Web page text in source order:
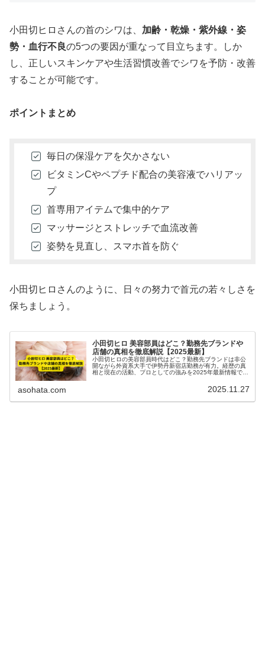
小田切ヒロさんの首のシワは、 加齢・乾燥・紫外線・姿
勢・血行不良の5つの要因が重なって目立ちます。しか
し、正しいスキンケアや生活習慣改善でシワを予防・改善
することが可能です。
ポイントまとめ
毎日の保湿ケアを欠かさない
ビタミンCやペプチド配合の美容液でハリアッ
プ
首専用アイテムで集中的ケア
マッサージとストレッチで血流改善
姿勢を見直し、スマホ首を防ぐ
小田切ヒロさんのように、日々の努力で首元の若々しさを
保ちましょう。
小田切ヒロ 美容部員はどこ？勤務先ブランドや
店舗の真相を徹底解説【2025最新】
小田切ヒロの美容部員時代はどこ？勤務先ブランドは非公
開ながら外資系大手で伊勢丹新宿店勤務が有力。経歴の真
相と現在の活動、プロとしての強みを2025年最新情報で詳
asohata.com 2025.11.27